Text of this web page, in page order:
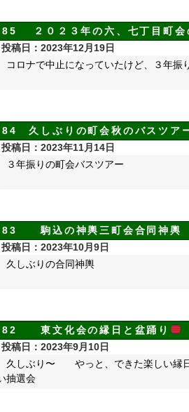
85 ２０２３年の六、七丁目町
投稿日：2023年12月19日
コロナで中止になっていたけど、３年振
84 久しぶりの町会秋のバスツ
投稿日：2023年11月14日
３年振りの町会バスツアー
83 駒込の神輿三町会合同神輿
投稿日：2023年10月9日
久しぶりの合同神輿
82 東文化会の縁日と盆踊り
投稿日：2023年9月10日
久しぶり〜 やっと、できた楽しい縁
抽選会